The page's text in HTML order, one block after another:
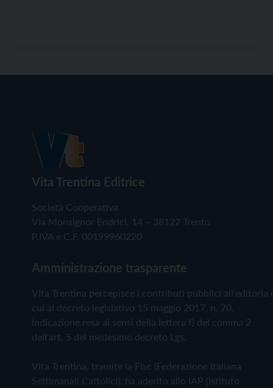
Vita Trentina Editrice
Società Cooperativa
Via Monsignor Endrici, 14 – 38122 Trento
P.IVA e C.F. 00199960220
Amministrazione trasparente
Vita Trentina percepisce i contributi pubblici all'editoria
cui al decreto legislativo 15 maggio 2017, n. 70.
Indicazione resa ai sensi della lettera f) del comma 2
dell'art. 5 del medesimo decreto Lgs.
Vita Trentina, tramite la Fisc (Federazione Italiana
Settimanali Cattolici), ha aderito allo IAP (Istituto